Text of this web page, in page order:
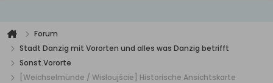
Forum
Stadt Danzig mit Vororten und alles was Danzig betrifft
Sonst.Vororte
[Weichselmünde / Wisłoujście] Historische Ansichtskarte